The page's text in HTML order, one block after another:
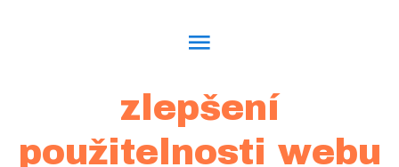
zlepšení
použitelnosti webu